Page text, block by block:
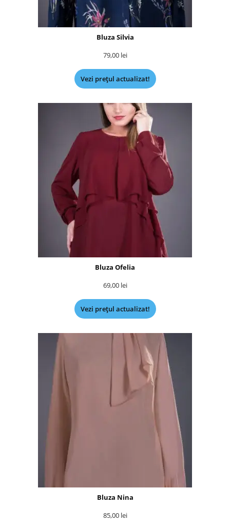
Bluza Silvia
79,00 lei
Vezi prețul actualizat!
Bluza Ofelia
69,00 lei
Vezi prețul actualizat!
Bluza Nina
85,00 lei